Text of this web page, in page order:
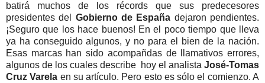
batirá muchos de los récords que sus predecesores
presidentes del
Gobierno de España dejaron pendientes.
¡Seguro que los hace buenos! En el poco tiempo que lleva
ya ha conseguido algunos, y no para el bien de la nación.
Esas marcas han sido acompañdas de llamativos errores,
algunos de los cuales describe hoy el analista José-Tomas
Cruz Varela en su artículo. Pero esto es sólo el comienzo. A